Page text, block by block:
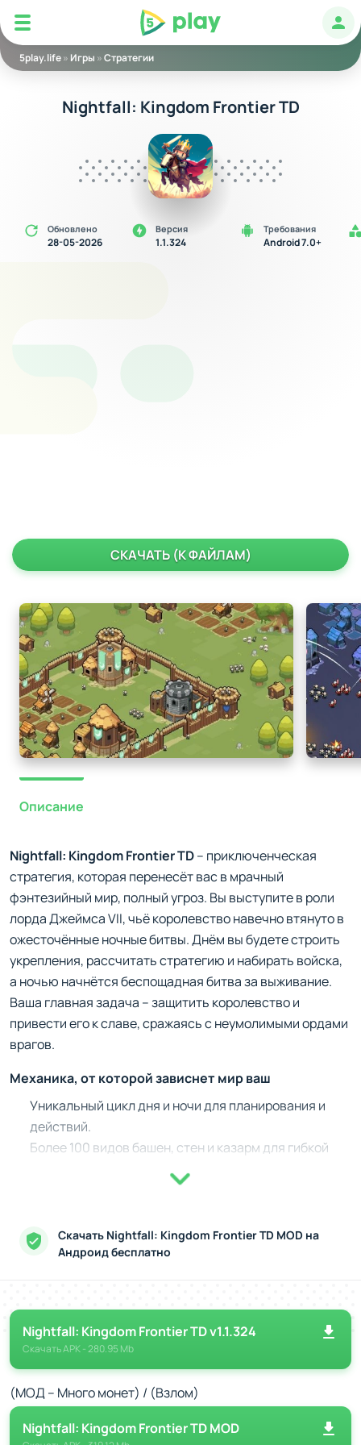
5play
5play.life» Игры »Стратегии
Nightfall: Kingdom Frontier TD
Обновлено
28-05-2026
Версия
1.1.324
Требования
Android 7.0+
СКАЧАТЬ (К ФАЙЛАМ)
Описание
Nightfall: Kingdom Frontier TD– приключенческая
стратегия, которая перенесёт вас в мрачный
фэнтезийный мир, полный угроз. Вы выступите в роли
лорда Джеймса VII, чьё королевство навечно втянуто в
ожесточённые ночные битвы. Днём вы будете строить
укрепления, рассчитать стратегию и набирать войска,
а ночью начнётся беспощадная битва за выживание.
Ваша главная задача – защитить королевство и
привести его к славе, сражаясь с неумолимыми ордами
врагов.
Механика, от которой зависнет мир ваш
Уникальный цикл дня и ночи для планирования и
действий.
Более 100 видов башен, стен и казарм для гибкой
Волны врагов, включающие гоблинов, демонов и
Возможность получать и обучать легендарных
героев.
испытаний.
История, которую пишем мы
Сюжет Nightfall погружает в хроники отчаянных
сражений. Каждая карта открывает новый фрагмент
эпической истории, где лорд Джеймс – не только лидер,
но и воин. Вам предстоит сочетать тактическое
Скачать Nightfall: Kingdom Frontier TD MOD на
Андроид бесплатно
Nightfall: Kingdom Frontier TD v1.1.324
СкачатьAPK- 280.95 Mb
(МОД – Много монет) / (Взлом)
Nightfall: Kingdom Frontier TD MOD